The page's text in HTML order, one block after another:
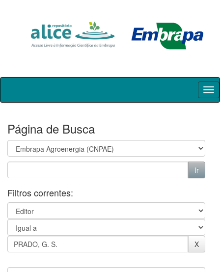
Skip
Página de Busca
Filtros correntes: